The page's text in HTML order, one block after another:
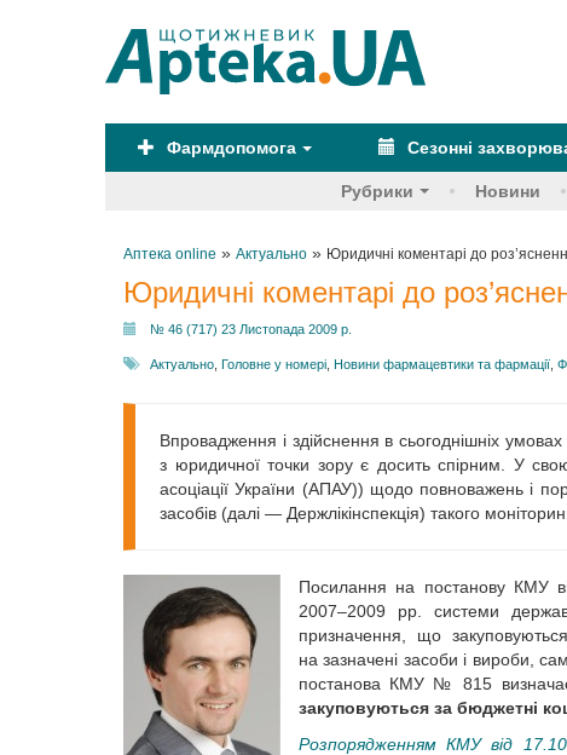
Фармдопомога Сезонні
Рубрики Новини
Аптека online » Актуально » Юридичні коментарі до
Юридичні коментарі до
№ 46 (717) 23 Листопада 2009 р.
Актуально Головне у номері Новини фармацевтики та фармації
Впровадження і здійснення в сьогоднішніх
з юридичної точки зору є досить спірним. У
асоціації України (АПАУ)) щодо повноважень і
засобів (далі — Держлікінспекція) такого
Посилання на постанову КМУ
2007–2009 рр. системи
призначення, що
на зазначені засоби і вироби,
постанова КМУ № 815 визначає
закуповуються за бюджетні
Розпорядженням КМУ від